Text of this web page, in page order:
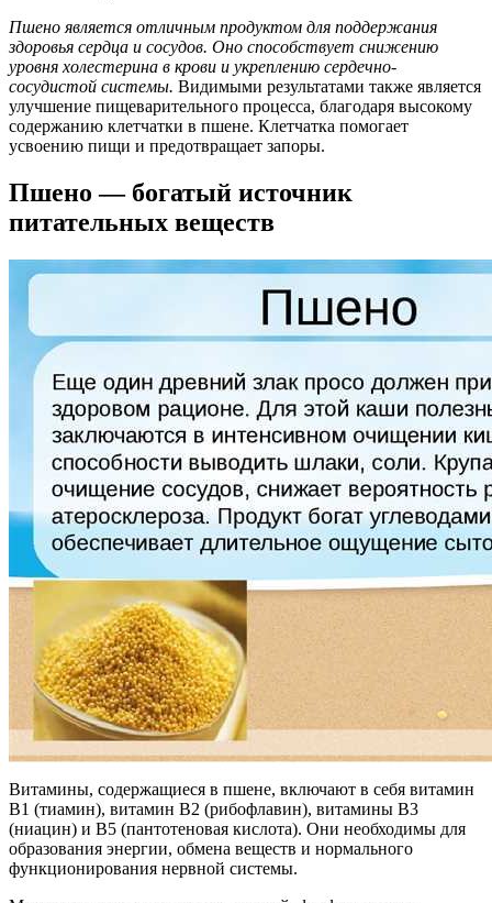
Пшено является отличным продуктом для поддержания
здоровья сердца и сосудов. Оно способствует снижению
уровня холестерина в крови и укреплению сердечно-
сосудистой системы. Видимыми результатами также является
улучшение пищеварительного процесса, благодаря высокому
содержанию клетчатки в пшене. Клетчатка помогает
усвоению пищи и предотвращает запоры.
Пшено — богатый источник
питательных веществ
Витамины, содержащиеся в пшене, включают в себя витамин
В1 (тиамин), витамин В2 (рибофлавин), витамины В3
(ниацин) и В5 (пантотеновая кислота). Они необходимы для
образования энергии, обмена веществ и нормального
функционирования нервной системы.